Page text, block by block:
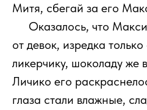
Митя, сбегай за его
Оказалось, что
от девок, изредка
ликерчику, шоколаду же
Личико его
глаза стали влажные,